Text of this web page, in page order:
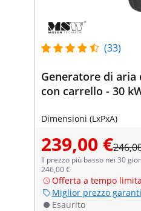
(33)
Generatore di aria
con carrello - 30
Dimensioni (LxPxA)
239,00 €
Il prezzo più basso nei 30
246,00 €
Offerta a tempo
Miglior prezzo
Esaurito